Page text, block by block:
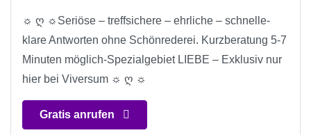
☼ ღ ☼Seriöse – treffsichere – ehrliche – schnelle-
klare Antworten ohne Schönrederei. Kurzberatung 5-7
Minuten möglich-Spezialgebiet LIEBE – Exklusiv nur
hier bei Viversum ☼ ღ ☼
Gratis anrufen